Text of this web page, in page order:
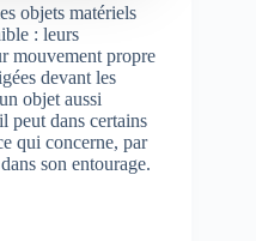
objets matériels
: leurs
mouvement propre
devant les
objet aussi
peut dans certains
qui concerne, par
son entourage.